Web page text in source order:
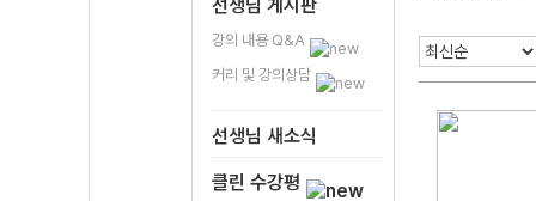
선생님 게시판
강의 내용 Q&A
커리 및 강의상담
선생님 새소식
클린 수강평